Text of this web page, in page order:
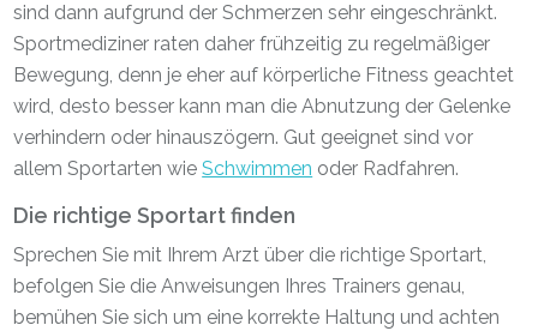
sind dann aufgrund der Schmerzen sehr eingeschränkt.
Sportmediziner raten daher frühzeitig zu regelmäßiger
Bewegung, denn je eher auf körperliche Fitness geachtet
wird, desto besser kann man die Abnutzung der Gelenke
verhindern oder hinauszögern. Gut geeignet sind vor
allem Sportarten wieSchwimmen oder Radfahren.
Die richtige Sportart finden
Sprechen Sie mit Ihrem Arzt über die richtige Sportart,
befolgen Sie die Anweisungen Ihres Trainers genau,
bemühen Sie sich um eine korrekte Haltung und achten